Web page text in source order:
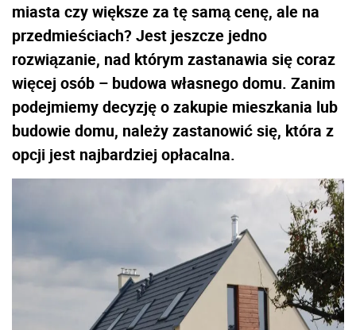
miasta czy większe za tę samą cenę, ale na
przedmieściach? Jest jeszcze jedno
rozwiązanie, nad którym zastanawia się coraz
więcej osób – budowa własnego domu. Zanim
podejmiemy decyzję o zakupie mieszkania lub
budowie domu, należy zastanowić się, która z
opcji jest najbardziej opłacalna.